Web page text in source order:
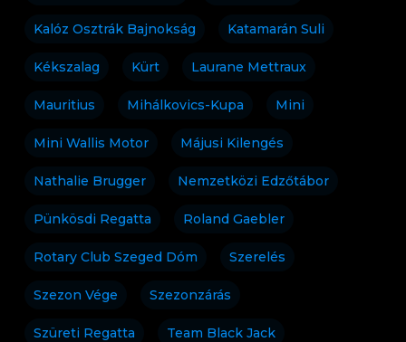
Kalóz Osztrák Bajnokság Katamarán Suli
Kékszalag Kürt Laurane Mettraux
Mauritius Mihálkovics-Kupa Mini
Mini Wallis Motor Májusi Kilengés
Nathalie Brugger Nemzetközi Edzőtábor
Pünkösdi Regatta Roland Gaebler
Rotary Club Szeged Dóm Szerelés
Szezon Vége Szezonzárás
Szüreti Regatta Team Black Jack